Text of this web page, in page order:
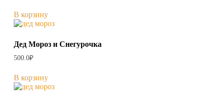
В корзину
Дед Мороз и Снегурочка
500.0₽
В корзину